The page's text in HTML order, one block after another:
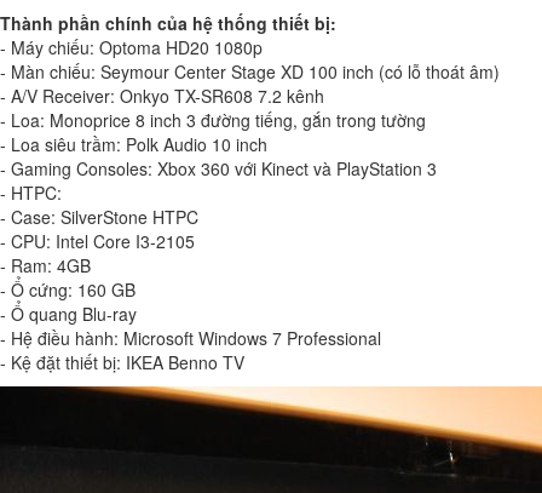
Thành phần chính của hệ thống thiết bị:
- Máy chiếu: Optoma HD20 1080p
- Màn chiếu: Seymour Center Stage XD 100 inch (có lỗ thoát âm)
- A/V Receiver: Onkyo TX-SR608 7.2 kênh
- Loa: Monoprice 8 inch 3 đường tiếng, gắn trong tường
- Loa siêu trầm: Polk Audio 10 inch
- Gaming Consoles: Xbox 360 với Kinect và PlayStation 3
- HTPC:
- Case: SilverStone HTPC
- CPU: Intel Core I3-2105
- Ram: 4GB
- Ổ cứng: 160 GB
- Ổ quang Blu-ray
- Hệ điều hành: Microsoft Windows 7 Professional
- Kệ đặt thiết bị: IKEA Benno TV